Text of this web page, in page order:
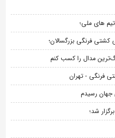
فرنگی بزرگسالان؛
مدال را کسب کنم
فرنگی - تهران
جهان رسیدم
شد؛